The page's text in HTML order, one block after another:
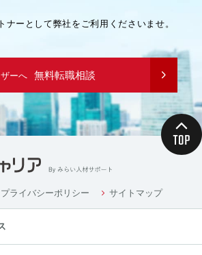
ナーとして弊社をご利用くださいませ。
ーへ 無料転職相談
プライバシーポリシー サイトマップ